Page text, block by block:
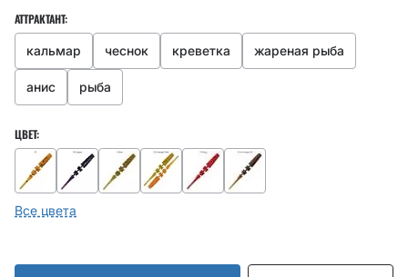
АТТРАКТАНТ:
кальмар чеснок креветка жареная рыба
анис рыба
ЦВЕТ:
Все цвета